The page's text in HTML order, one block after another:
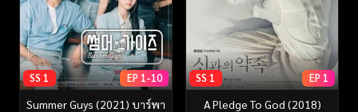
SS 1 EP 1-10
Summer Guys (2021) บาร์พา
SS 1 EP 1
A Pledge To God (2018)